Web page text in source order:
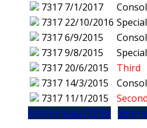
7317 7/1/2017
7317 22/10/2016 Special
73176/9/2015
73179/8/2015
Special
7317 20/6/2015
Third
7317 14/3/2015
7317 11/1/2015
Second
Sebelumnya (7316)